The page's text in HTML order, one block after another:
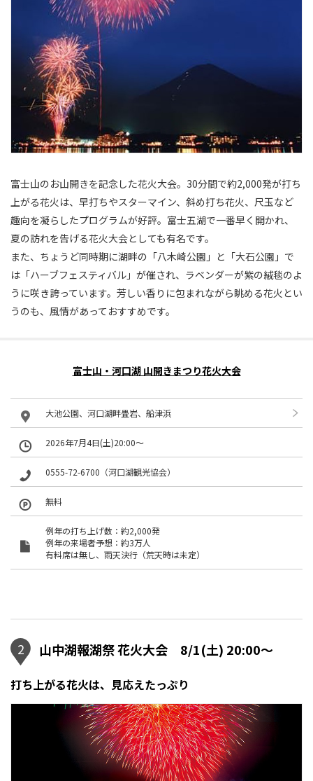
富士山のお山開きを記念した花火大会。30分間で約2,000発が打ち
上がる花火は、早打ちやスターマイン、斜め打ち花火、尺玉など
趣向を凝らしたプログラムが好評。富士五湖で一番早く開かれ、
夏の訪れを告げる花火大会としても有名です。
また、ちょうど同時期に湖畔の「八木崎公園」と「大石公園」で
は「ハーブフェスティバル」が催され、ラベンダーが紫の絨毯のよ
うに咲き誇っています。芳しい香りに包まれながら眺める花火とい
うのも、風情があっておすすめです。
富士山・河口湖 山開きまつり花火大会
大池公園、河口湖畔畳岩、船津浜
2026年7月4日(土)20:00～
0555-72-6700（河口湖観光協会）
無料
例年の打ち上げ数：約2,000発
例年の来場者予想：約3万人
有料席は無し、雨天決行（荒天時は未定）
2 山中湖報湖祭 花火大会 8/1(土) 20:00〜
打ち上がる花火は、見応えたっぷり